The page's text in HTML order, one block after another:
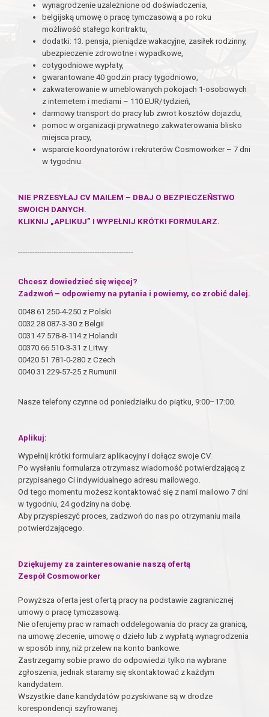
wynagrodzenie uzależnione od doświadczenia,
belgijską umowę o pracę tymczasową a po roku
możliwość stałego kontraktu,
dodatki: 13. pensja, pieniądze wakacyjne, zasiłek rodzinny,
ubezpieczenie zdrowotne i wypadkowe,
cotygodniowe wypłaty,
gwarantowane 40 godzin pracy tygodniowo,
zakwaterowanie w umeblowanych pokojach 1-osobowych
z internetem i mediami – 110 EUR/tydzień,
darmowy transport do pracy lub zwrot kosztów dojazdu,
pomoc w organizacji prywatnego zakwaterowania blisko
miejsca pracy,
wsparcie koordynatorów i rekruterów Cosmoworker – 7 dni
w tygodniu.
NIE PRZESYŁAJ CV MAILEM – DBAJ O BEZPIECZEŃSTWO
SWOICH DANYCH.
KLIKNIJ „APLIKUJ” I WYPEŁNIJ KRÓTKI FORMULARZ.
------------------------------------------------
Chcesz dowiedzieć się więcej?
Zadzwoń – odpowiemy na pytania i powiemy, co zrobić dalej.
0048 61 250-4-250 z Polski
0032 28 087-3-30 z Belgii
0031 47 578-8-114 z Holandii
00370 66 510-3-31 z Litwy
00420 51 781-0-280 z Czech
0040 31 229-57-25 z Rumunii
Nasze telefony czynne od poniedziałku do piątku, 9:00–17:00.
Aplikuj:
Wypełnij krótki formularz aplikacyjny i dołącz swoje CV.
Po wysłaniu formularza otrzymasz wiadomość potwierdzającą z
przypisanego Ci indywidualnego adresu mailowego.
Od tego momentu możesz kontaktować się z nami mailowo 7 dni
w tygodniu, 24 godziny na dobę.
Aby przyspieszyć proces, zadzwoń do nas po otrzymaniu maila
potwierdzającego.
Dziękujemy za zainteresowanie naszą ofertą
Zespół Cosmoworker
Powyższa oferta jest ofertą pracy na podstawie zagranicznej
umowy o pracę tymczasową.
Nie oferujemy prac w ramach oddelegowania do pracy za granicą,
na umowę zlecenie, umowę o dzieło lub z wypłatą wynagrodzenia
w sposób inny, niż przelew na konto bankowe.
Zastrzegamy sobie prawo do odpowiedzi tylko na wybrane
zgłoszenia, jednak staramy się skontaktować z każdym
kandydatem.
Wszystkie dane kandydatów pozyskiwane są w drodze
korespondencji szyfrowanej.